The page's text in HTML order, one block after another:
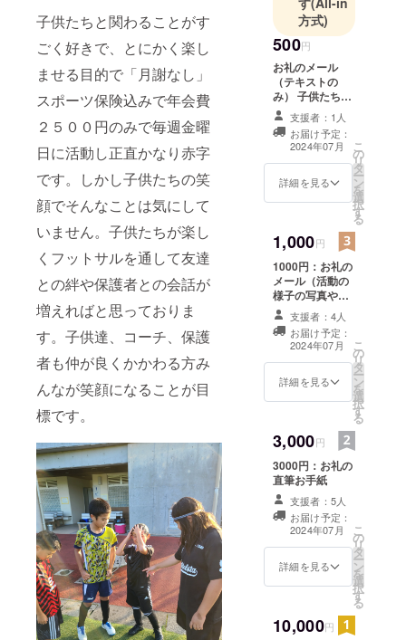
子供たちと関わることがす
ごく好きで、とにかく楽し
ませる目的で「月謝なし」
スポーツ保険込みで年会費
２５００円のみで毎週金曜
日に活動し正直かなり赤字
です。しかし子供たちの笑
顔でそんなことは気にして
いません。子供たちが楽し
くフットサルを通して友達
との絆や保護者との会話が
増えればと思っておりま
す。子供達、コーチ、保護
者も仲が良くかかわる方み
んなが笑顔になることが目
標です。
方式)
500円
お礼のメール
（テキストの
み） 子供たちの
フットサルをし
ている笑顔とお
手紙でしか今は
難しいです。子
供たちの未来の
ためによろしく
方には感謝しか
ありません。ぜ
ひご協力をよろ
しくお願いしま
す。
支援者：1人
お届け予定：
2024年07月
詳細を見る
こ
の
リ
タ
ー
ン
を
選
択
す
る
1,000円
1000円：お礼の
メール（活動の
様子の写真や報
告書付き）
支援者：4人
お届け予定：
2024年07月
詳細を見る
こ
の
リ
タ
ー
ン
を
選
択
す
る
3,000円
3000円：お礼の
直筆お手紙
支援者：5人
お届け予定：
2024年07月
詳細を見る
こ
の
リ
タ
ー
ン
を
選
択
す
る
10,000円